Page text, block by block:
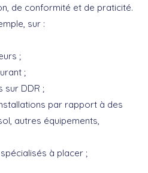
de conformité et de praticité.
sur :
;
;
sur DDR ;
par rapport à des
autres équipements,
à placer ;